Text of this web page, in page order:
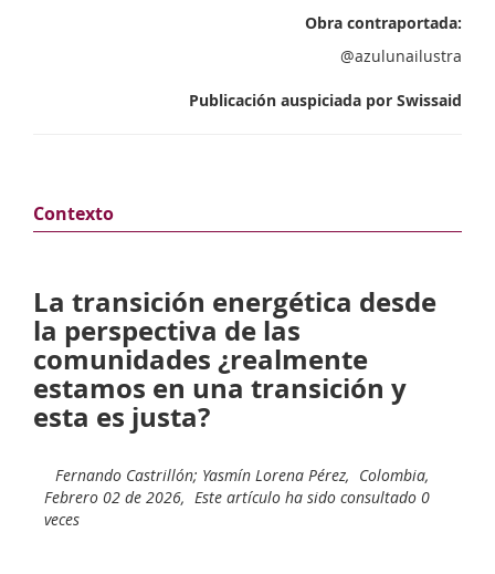
Obra contraportada:
@azulunailustra
Publicación auspiciada por Swissaid
Contexto
La transición energética desde
la perspectiva de las
comunidades ¿realmente
estamos en una transición y
esta es justa?
Fernando Castrillón; Yasmín Lorena Pérez, Colombia,
Febrero 02 de 2026, Este artículo ha sido consultado 0
veces